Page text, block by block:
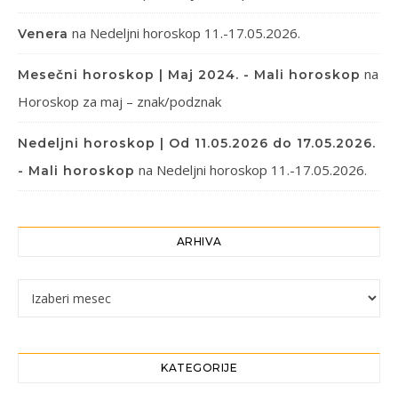
Venera na Nedeljni horoskop 11.-17.05.2026.
Mesečni horoskop | Maj 2024. - Mali horoskop na
Horoskop za maj – znak/podznak
Nedeljni horoskop | Od 11.05.2026 do 17.05.2026.
- Mali horoskop na Nedeljni horoskop 11.-17.05.2026.
ARHIVA
Arhiva
KATEGORIJE